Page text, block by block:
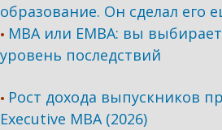
образование. Он сделал его
• MBA или EMBA: вы
уровень последствий
• Рост дохода выпускников
Executive MBA (2026)